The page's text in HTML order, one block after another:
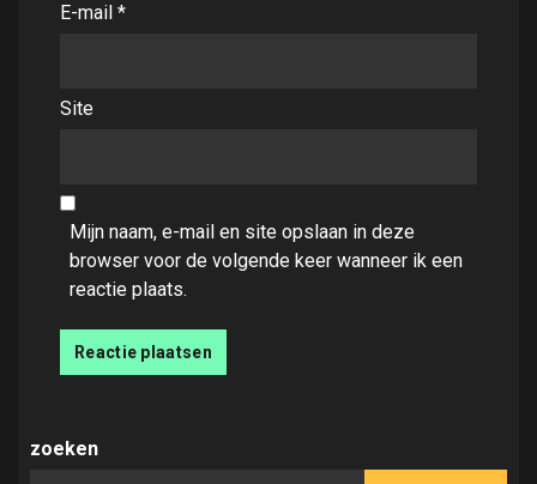
E-mail *
Site
Mijn naam, e-mail en site opslaan in deze
browser voor de volgende keer wanneer ik een
reactie plaats.
zoeken